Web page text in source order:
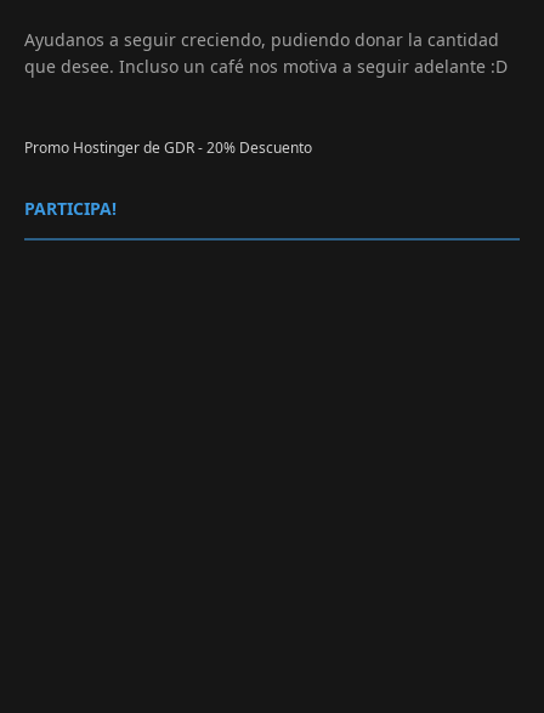
Ayudanos a seguir creciendo, pudiendo donar la cantidad
que desee. Incluso un café nos motiva a seguir adelante :D
Promo Hostinger de GDR - 20% Descuento
PARTICIPA!